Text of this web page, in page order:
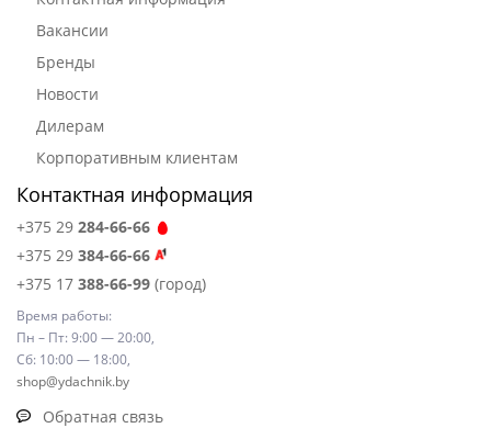
Вакансии
Бренды
Новости
Дилерам
Корпоративным клиентам
Контактная информация
+375 29 284-66-66
+375 29 384-66-66
+375 17 388-66-99 (город)
Время работы:
Пн – Пт: 9:00 — 20:00,
Сб: 10:00 — 18:00,
shop@ydachnik.by
Обратная связь